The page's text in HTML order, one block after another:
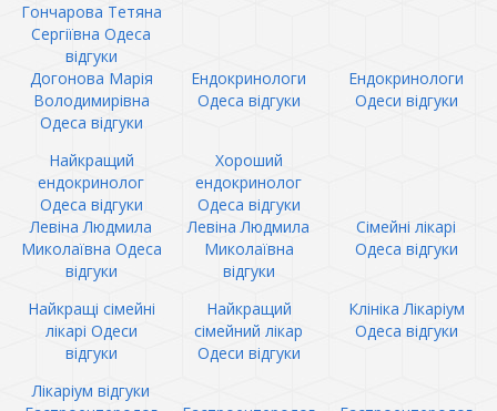
Гончарова Тетяна
Сергіївна Одеса
відгуки
Догонова Марія
Володимирівна
Одеса відгуки
Ендокринологи
Одеса відгуки
Ендокринологи
Одеси відгуки
Найкращий
ендокринолог
Одеса відгуки
Хороший
ендокринолог
Одеса відгуки
Левіна Людмила
Миколаївна Одеса
відгуки
Левіна Людмила
Миколаївна
відгуки
Сімейні лікарі
Одеса відгуки
Найкращі сімейні
лікарі Одеси
відгуки
Найкращий
сімейний лікар
Одеси відгуки
Клініка Лікаріум
Одеса відгуки
Лікаріум відгуки